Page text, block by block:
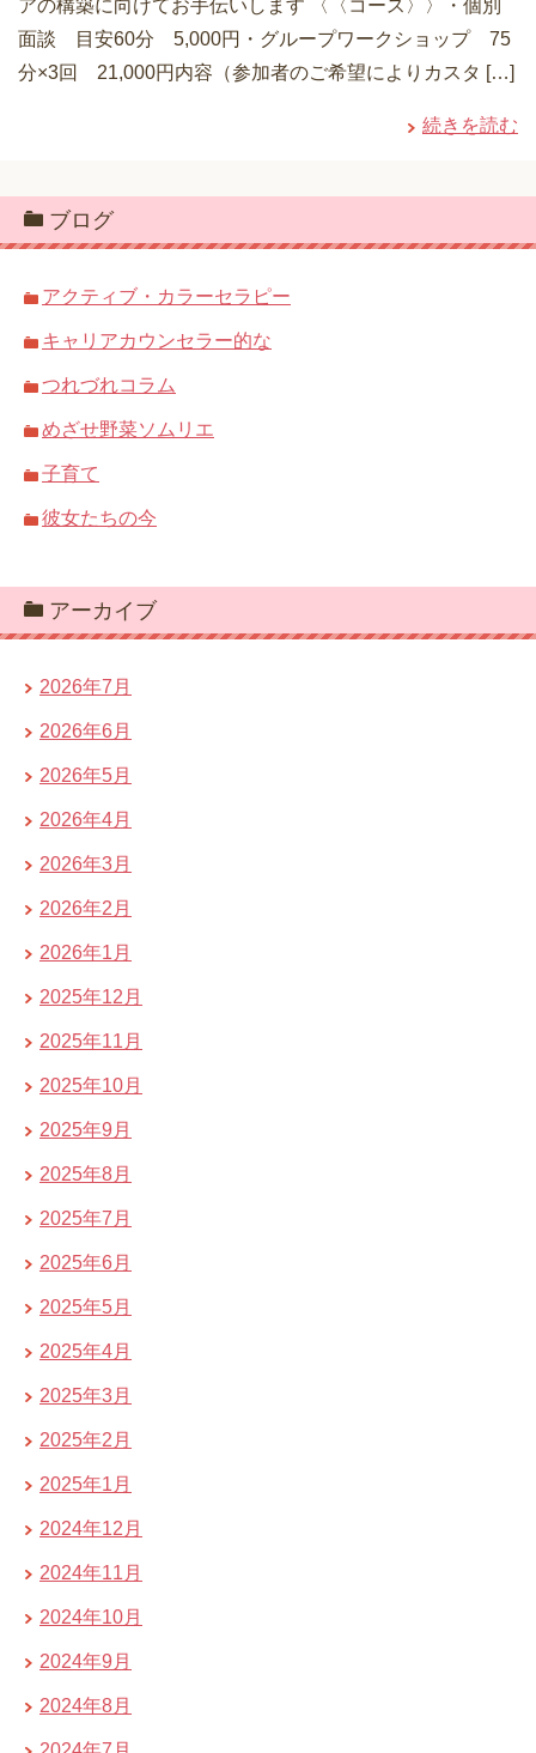
アの構築に向けてお手伝いします 〈〈コース〉〉・個別
面談 目安60分 5,000円・グループワークショップ 75
分×3回 21,000円内容（参加者のご希望によりカスタ […]
続きを読む
ブログ
アクティブ・カラーセラピー
キャリアカウンセラー的な
つれづれコラム
めざせ野菜ソムリエ
子育て
彼女たちの今
アーカイブ
2026年7月
2026年6月
2026年5月
2026年4月
2026年3月
2026年2月
2026年1月
2025年12月
2025年11月
2025年10月
2025年9月
2025年8月
2025年7月
2025年6月
2025年5月
2025年4月
2025年3月
2025年2月
2025年1月
2024年12月
2024年11月
2024年10月
2024年9月
2024年8月